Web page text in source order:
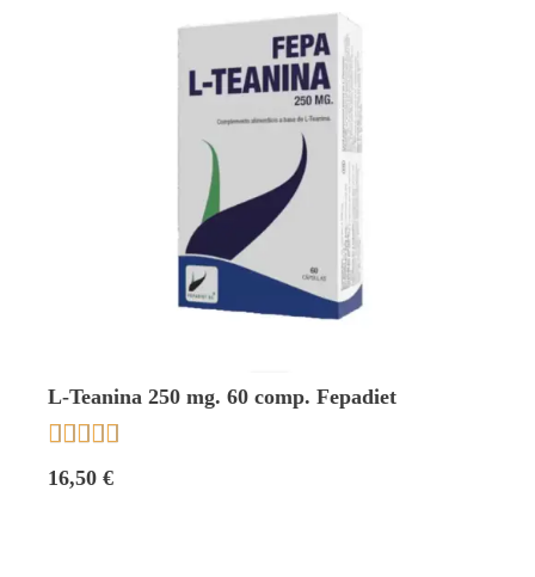
L-Teanina 250 mg. 60 comp. Fepadiet

16,50 €